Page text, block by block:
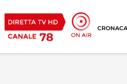
CRONACA